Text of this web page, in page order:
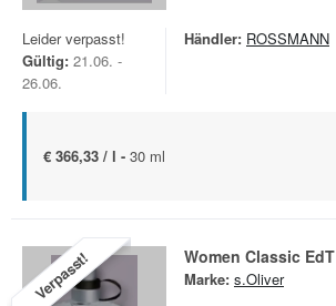
Leider verpasst!
Gültig: 21.06. -
26.06.
Händler: ROSSMANN
€ 366,33 / l - 30 ml
Verpasst! Women Classic EdT
Marke: s.Oliver